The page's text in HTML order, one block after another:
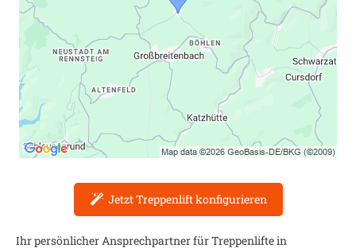
Jetzt Treppenlift konfigurieren
Ihr persönlicher Ansprechpartner für Treppenlifte in